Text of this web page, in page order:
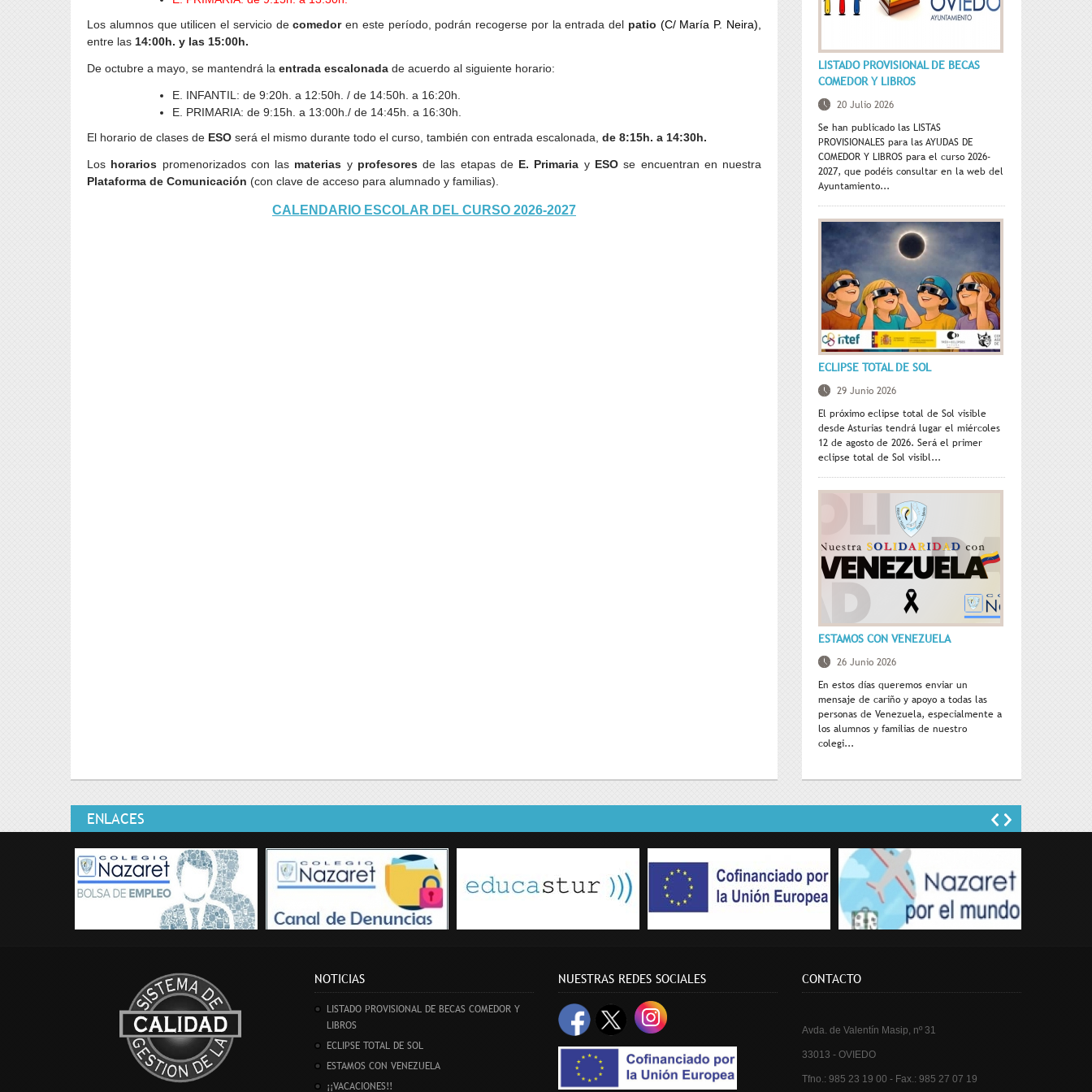
Guardería Nazaret
Biblioteca
Los alumnos que utilicen el servicio decomedoren este período, podrán recogerse por la entrada del patio (C/ María P. Neira),
entre las 14:00h. y las 15:00h.
De octubre a mayo, se mantendrá la entrada escalonada de acuerdo al siguiente horario:
E. INFANTIL: de 9:20h. a 12:50h. / de 14:50h. a 16:20h.
E. PRIMARIA: de 9:15h. a 13:00h./ de 14:45h. a 16:30h.
El horario de clases de ESO será el mismo durante todo el curso, también con entrada escalonada, de 8:15h. a 14:30h.
Los horarios promenorizados con las materias y profesoresde las etapas de E. Primaria y ESOse encuentran en nuestra
Plataforma de Comunicación (con clave de acceso para alumnado y familias).
CALENDARIO ESCOLAR DEL CURSO 2026-2027
LISTADO PROVISIONAL DE BECAS
COMEDOR Y LIBROS
20 Julio 2026
Se han publicado las LISTAS
PROVISIONALES para las AYUDAS DE
COMEDOR Y LIBROS para el curso 2026-
2027, que podéis consultar en la web del
Ayuntamiento...
ECLIPSE TOTAL DE SOL
29 Junio 2026
El próximo eclipse total de Sol visible
desde Asturias tendrá lugar el miércoles
12 de agosto de 2026. Será el primer
eclipse total de Sol visibl...
ESTAMOS CON VENEZUELA
26 Junio 2026
En estos días queremos enviar un
mensaje de cariño y apoyo a todas las
personas de Venezuela, especialmente a
los alumnos y familias de nuestro
colegi...
ENLACES
NOTICIAS
LISTADO PROVISIONAL DE BECAS COMEDOR Y
LIBROS
ECLIPSE TOTAL DE SOL
ESTAMOS CON VENEZUELA
¡¡VACACIONES!!
NUESTRAS REDES SOCIALES CONTACTO
Avda. de Valentín Masip, nº 31
33013 - OVIEDO
Tfno.: 985 23 19 00 - Fax.: 985 27 07 19